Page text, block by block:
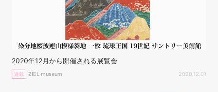
2020年12月から開催される展覧会
連載 ZIEL museum 2020.12.01